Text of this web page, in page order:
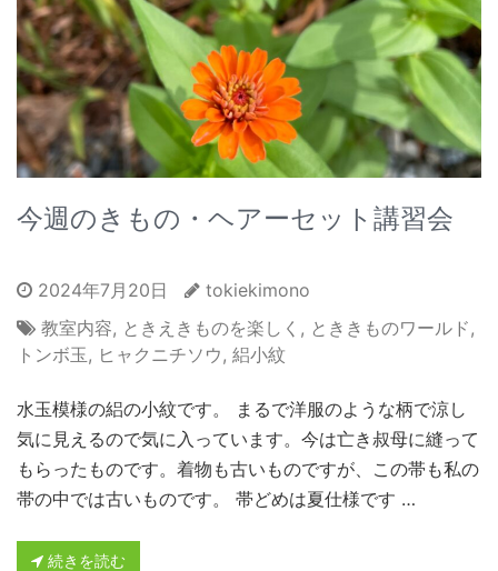
今週のきもの・ヘアーセット講習会
2024年7月20日
tokiekimono
教室内容, ときえきものを楽しく , とききものワールド ,
トンボ玉 , ヒャクニチソウ , 絽小紋
水玉模様の絽の小紋です。 まるで洋服のような柄で涼し
気に見えるので気に入っています。今は亡き叔母に縫って
もらったものです。着物も古いものですが、この帯も私の
帯の中では古いものです。 帯どめは夏仕様です …
続きを読む